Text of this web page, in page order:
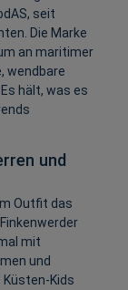
seit
Die Marke
an maritimer
wendbare
hält, was es
und
Outfit das
mit
und
Kids